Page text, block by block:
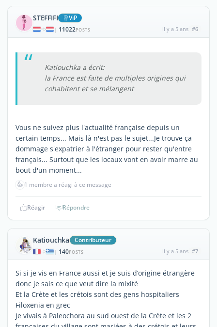
STEFFIFI ViP
| 11022POSTS il y a 5 ans #6
Katiouchka a écrit:
la France est faite de multiples origines qui
cohabitent et se mélangent
Vous ne suivez plus l'actualité française depuis un
certain temps... Mais là n'est pas le sujet...Je trouve ça
dommage s'expatrier à l'étranger pour rester qu'entre
français... Surtout que les locaux vont en avoir marre au
bout d'un moment...
👍 1 membre a réagi à ce message
Réagir Répondre
Katiouchka Contributeur
| 140POSTS il y a 5 ans #7
Si si je vis en France aussi et je suis d’origine étrangère
donc je sais ce que veut dire la mixité
Et la Crète et les crétois sont des gens hospitaliers
Filoxenia en grec
Je vivais à Paleochora au sud ouest de la Crète et les 2